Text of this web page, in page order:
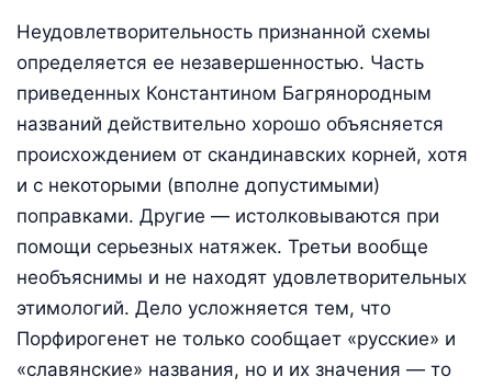
Неудовлетворительность признанной схемы
определяется ее незавершенностью. Часть
приведенных Константином Багрянородным
названий действительно хорошо объясняется
происхождением от скандинавских корней, хотя
и с некоторыми (вполне допустимыми)
поправками. Другие — истолковываются при
помощи серьезных натяжек. Третьи вообще
необъяснимы и не находят удовлетворительных
этимологий. Дело усложняется тем, что
Порфирогенет не только сообщает «русские» и
«славянские» названия, но и их значения — то